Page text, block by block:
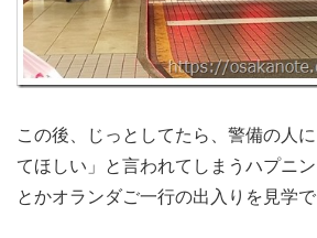
この後、じっとしてたら、警備の人
てほしい」と言われてしまうハプニ
とかオランダご一行の出入りを見学で